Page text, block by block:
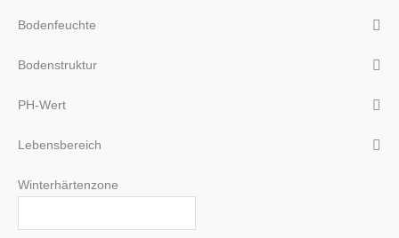
Bodenfeuchte
Bodenstruktur
PH-Wert
Lebensbereich
Winterhärtenzone